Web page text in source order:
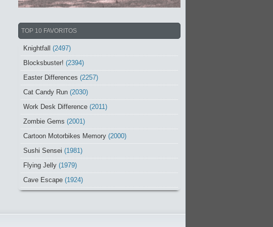
TOP 10 FAVORITOS
Knightfall (2497)
Blocksbuster! (2394)
Easter Differences (2257)
Cat Candy Run (2030)
Work Desk Difference (2011)
Zombie Gems (2001)
Cartoon Motorbikes Memory (2000)
Sushi Sensei (1981)
Flying Jelly (1979)
Cave Escape (1924)